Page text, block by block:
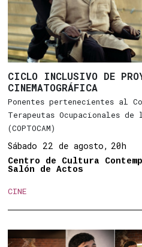
CICLO INCLUSIVO DE
CINEMATOGRÁFICA
Ponentes pertenecientes al
Terapeutas Ocupacionales de
(COPTOCAM)
Sábado 22 de agosto, 20h
Centro de Cultura
Salón de Actos
CINE